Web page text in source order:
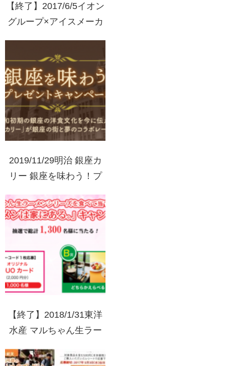
【終了】2017/6/5イオン
グループ×アイスメーカ
キャンペーン
2019/11/29明治 銀座カ
リー 銀座を味わう！プ
買って応募
【終了】2018/1/31東洋
水産 マルちゃん生ラー
てよう！おいしいラーメ